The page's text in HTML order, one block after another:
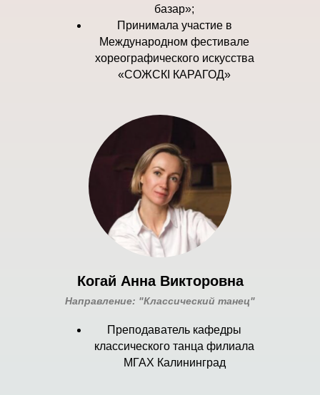
базар»;
Принимала участие в
Международном фестивале
хореографического искусства
«СОЖСКІ КАРАГОД»
Когай Анна Викторовна
Направление: "Классический танец"
Преподаватель кафедры
классического танца филиала
МГАХ Калининград